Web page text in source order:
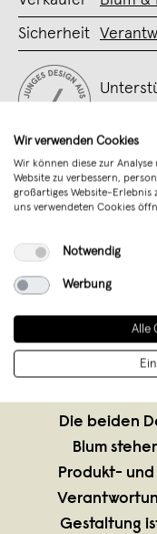
Sicherheit
Die beiden
Blum
Produkt-
Gestaltung
Wir verwenden Cookies
Wir können diese zur
Website zu verbessern,
großartiges Website-Erlebnis
uns verwendeten Cookies
Notwendig
Werbung
Alle